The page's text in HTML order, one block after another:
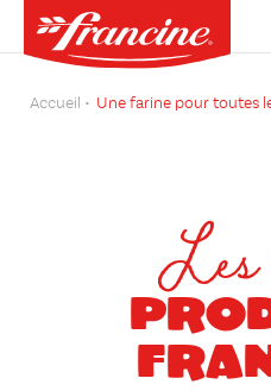
Accueil Une farine pour toutes
Les